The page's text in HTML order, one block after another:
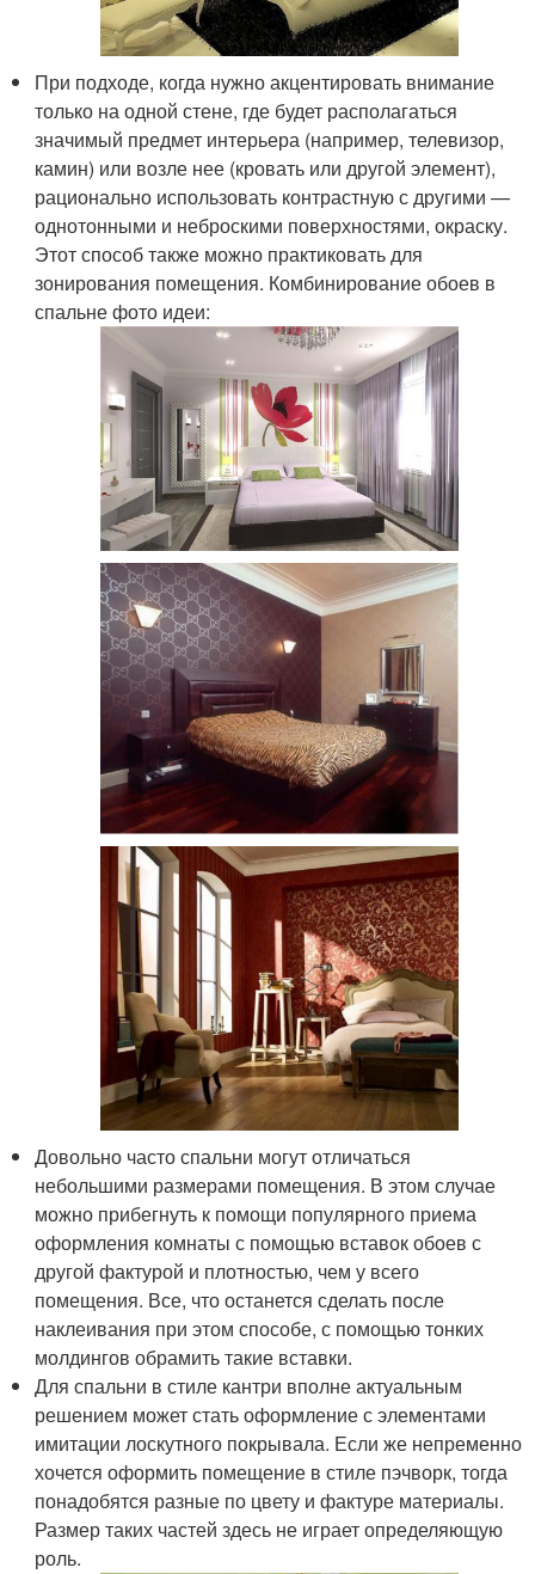
При подходе, когда нужно акцентировать внимание
только на одной стене, где будет располагаться
значимый предмет интерьера (например, телевизор,
камин) или возле нее (кровать или другой элемент),
рационально использовать контрастную с другими —
однотонными и неброскими поверхностями, окраску.
Этот способ также можно практиковать для
зонирования помещения. Комбинирование обоев в
спальне фото идеи:
Довольно часто спальни могут отличаться
небольшими размерами помещения. В этом случае
можно прибегнуть к помощи популярного приема
оформления комнаты с помощью вставок обоев с
другой фактурой и плотностью, чем у всего
помещения. Все, что останется сделать после
наклеивания при этом способе, с помощью тонких
молдингов обрамить такие вставки.
Для спальни в стиле кантри вполне актуальным
решением может стать оформление с элементами
имитации лоскутного покрывала. Если же непременно
хочется оформить помещение в стиле пэчворк, тогда
понадобятся разные по цвету и фактуре материалы.
Размер таких частей здесь не играет определяющую
роль.